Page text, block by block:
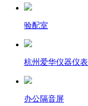
验配室
杭州爱华仪器仪表
办公隔音屏